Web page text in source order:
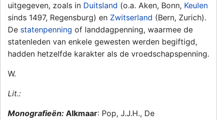
uitgegeven, zoals in Duitsland (o.a. Aken, Bonn, Keulen
sinds 1497, Regensburg) en Zwitserland (Bern, Zurich).
De statenpenning of landdagpenning, waarmee de
statenleden van enkele gewesten werden begiftigd,
hadden hetzelfde karakter als de vroedschapspenning.
W.
Lit.:
Monografieën: Alkmaar: Pop, J.J.H., De